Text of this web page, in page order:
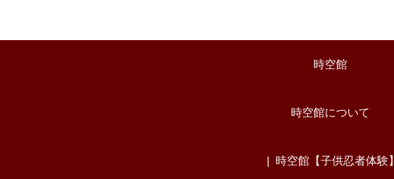
時空館
時空館について
時空館【子供忍者体験】